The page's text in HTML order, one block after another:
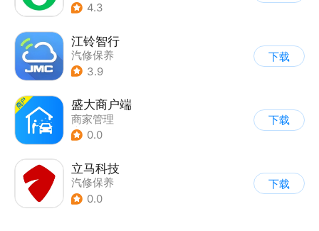
4.3
江铃智行
汽修保养
3.9
下载
盛大商户端
商家管理
| 司机接单助手
0.0
下载
立马科技
汽修保养
0.0
下载